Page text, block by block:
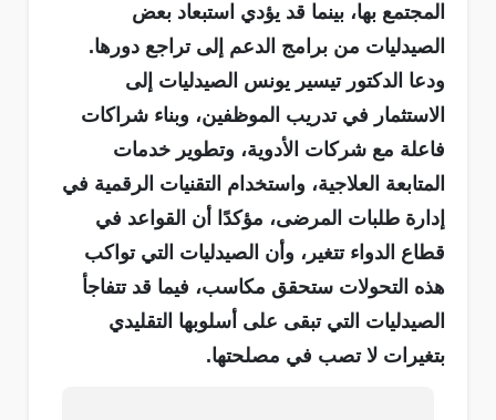
المجتمع بها، بينما قد يؤدي استبعاد بعض
الصيدليات من برامج الدعم إلى تراجع دورها.
ودعا الدكتور تيسير يونس الصيدليات إلى
الاستثمار في تدريب الموظفين، وبناء شراكات
فاعلة مع شركات الأدوية، وتطوير خدمات
المتابعة العلاجية، واستخدام التقنيات الرقمية في
إدارة طلبات المرضى، مؤكدًا أن القواعد في
قطاع الدواء تتغير، وأن الصيدليات التي تواكب
هذه التحولات ستحقق مكاسب، فيما قد تتفاجأ
الصيدليات التي تبقى على أسلوبها التقليدي
بتغيرات لا تصب في مصلحتها.